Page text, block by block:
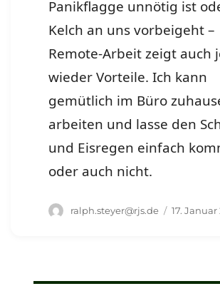
Panikflagge unnötig ist
Kelch an uns vorbeigeht –
Remote-Arbeit zeigt auch
wieder Vorteile. Ich kann
gemütlich im Büro
arbeiten und lasse den
und Eisregen einfach
oder auch nicht.
Autor
ralph.steyer@rjs.de 17. Januar